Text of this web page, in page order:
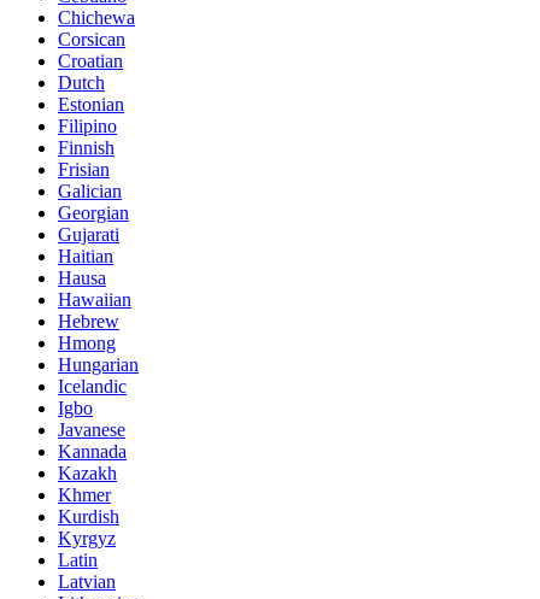
Chichewa
Corsican
Croatian
Dutch
Estonian
Filipino
Finnish
Frisian
Galician
Georgian
Gujarati
Haitian
Hausa
Hawaiian
Hebrew
Hmong
Hungarian
Icelandic
Igbo
Javanese
Kannada
Kazakh
Khmer
Kurdish
Kyrgyz
Latin
Latvian